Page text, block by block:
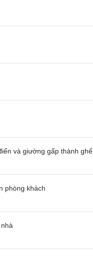
và giường gấp thành ghế
phòng khách